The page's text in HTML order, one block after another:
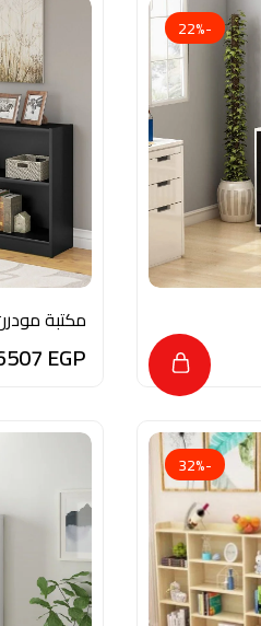
-22%
مكتبة مودرن HMZ0022
EGP
-32%